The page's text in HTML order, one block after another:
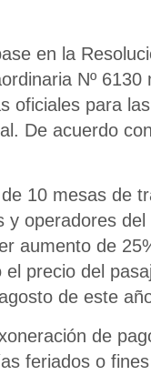
en la
Nº 6130
oficiales para
De acuerdo
10 mesas de
y operadores
aumento de
precio del
de este
de
feriados o